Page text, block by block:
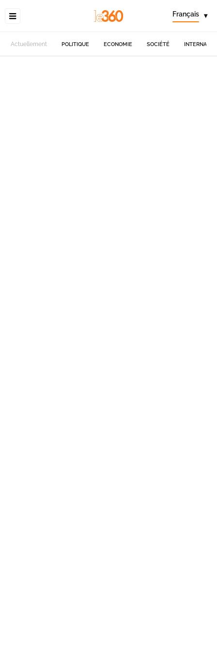
Français ▾
Actuellement POLITIQUE ECONOMIE SOCIÉTÉ